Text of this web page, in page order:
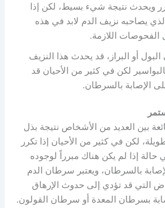
ويحدث نتيجة شيء بسيط، لكن إذا
يصاحبه نزيف الدم لابد في هذه
الفحوصات اللازمة.
أو البراز، قد يحدث هذا النزيف
لكن في كثير من الأحيان قد
الإصابة بالسرطان.
بين العديد من الأشخاص نتيجة بذل
لكن في كثير من الأحيان إذا تكرر
حالة إذا لم يكن هناك مبرراً لوجوده
بالسرطان، ويعتبر سرطان الدم
التي قد تؤدي إلى حدوث الإرهاق
بسرطان المعدة أو سرطان القولون.